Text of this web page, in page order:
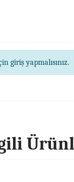
giriş yapmalısınız.